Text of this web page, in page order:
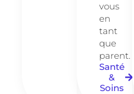
vous
en
tant
que
parent.
Santé
&
Soins